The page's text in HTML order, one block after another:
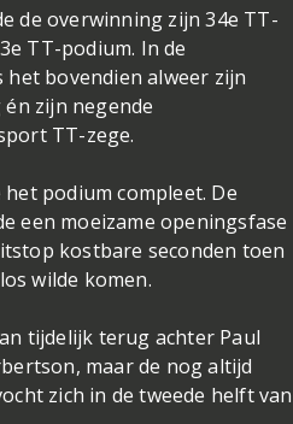
de overwinning zijn 34e TT-
TT-podium. In de
bovendien alweer zijn
zijn negende
TT-zege.
podium compleet. De
een moeizame openingsfase
kostbare seconden toen
wilde komen.
tijdelijk terug achter Paul
maar de nog altijd
zich in de tweede helft van